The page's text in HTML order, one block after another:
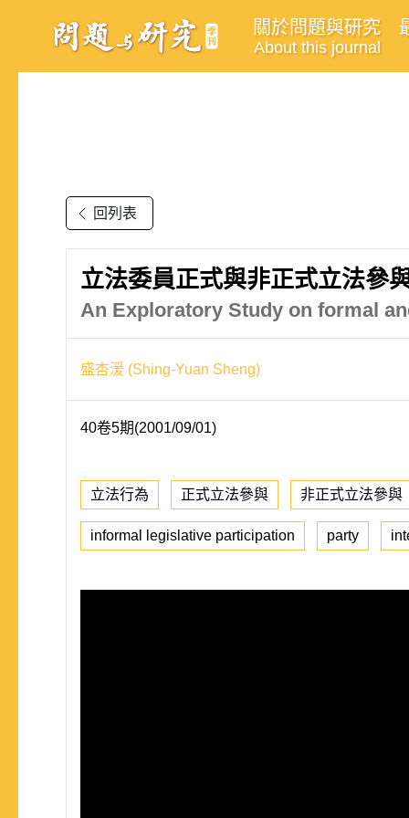
關於問題與研究
About this journal
回列表
立法委員正式與非正式立法參
An Exploratory Study on formal
盛杏湲 (Shing-Yuan Sheng)
40卷5期(2001/09/01)
立法行為 正式立法參與 非正式立法參與
informal legislative participation party